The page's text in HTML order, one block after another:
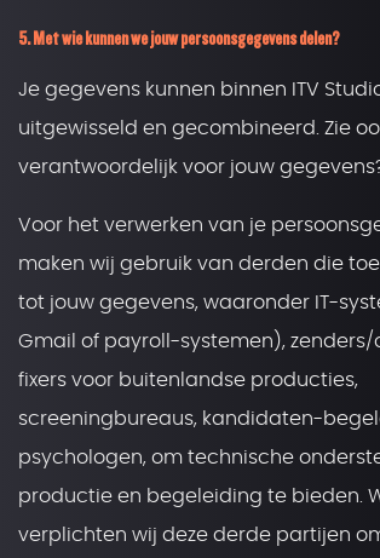
5. Met wie kunnen we jouw persoonsgegevens delen?
Je gegevens kunnen binnen ITV
uitgewisseld en gecombineerd. Zie ook
verantwoordelijk voor jouw
Voor het verwerken van je
maken wij gebruik van derden die
tot jouw gegevens, waaronder IT-
Gmail of payroll-systemen), zenders/
fixers voor buitenlandse producties,
screeningbureaus, kandidaten-
psychologen, om technische
productie en begeleiding te bieden.
verplichten wij deze derde partijen